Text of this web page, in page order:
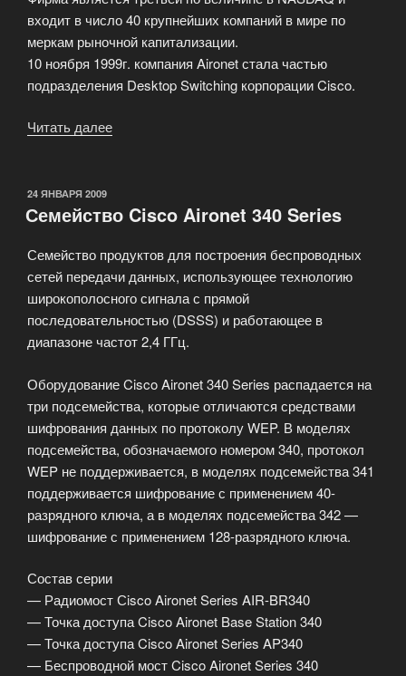
входит в число 40 крупнейших компаний в мире по
меркам рыночной капитализации.
10 ноября 1999г. компания Aironet стала частью
подразделения Desktop Switching корпорации Cisco.
Читать далее
ОПУБЛИКОВАНО
24 ЯНВАРЯ 2009
Семейство Cisco Aironet 340 Series
Семейство продуктов для построения беспроводных
сетей передачи данных, использующее технологию
широкополосного сигнала с прямой
последовательностью (DSSS) и работающее в
диапазоне частот 2,4 ГГц.
Оборудование Cisco Aironet 340 Series распадается на
три подсемейства, которые отличаются средствами
шифрования данных по протоколу WEP. В моделях
подсемейства, обозначаемого номером 340, протокол
WEP не поддерживается, в моделях подсемейства 341
поддерживается шифрование с применением 40-
разрядного ключа, а в моделях подсемейства 342 —
шифрование с применением 128-разрядного ключа.
Состав серии
— Радиомост Сisco Aironet Series AIR-BR340
— Точка доступа Cisco Aironet Base Station 340
— Точка доступа Cisco Aironet Series AP340
— Беспроводной мост Cisco Aironet Series 340